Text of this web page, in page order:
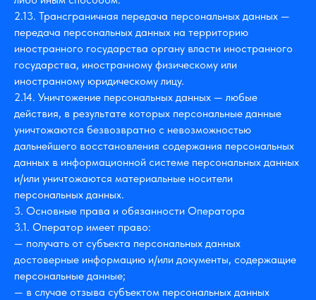
2.13. Трансграничная передача персональных данных —
передача персональных данных на территорию
иностранного государства органу власти иностранного
государства, иностранному физическому или
иностранному юридическому лицу.
2.14. Уничтожение персональных данных — любые
действия, в результате которых персональные данные
уничтожаются безвозвратно с невозможностью
дальнейшего восстановления содержания персональных
данных в информационной системе персональных данных
и/или уничтожаются материальные носители
персональных данных.
3. Основные права и обязанности Оператора
3.1. Оператор имеет право:
— получать от субъекта персональных данных
достоверные информацию и/или документы, содержащие
персональные данные;
— в случае отзыва субъектом персональных данных